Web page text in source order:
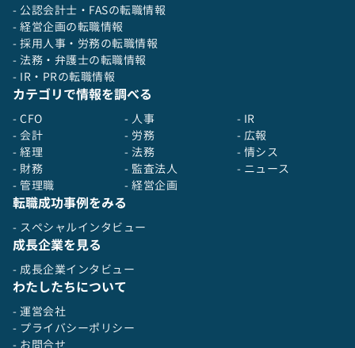
リードできるポジションです。戦略立案から
PMI（買収後統合）まで一気通貫で関与し、投資
実行後のバリューアップを自ら推進することで、
事業成長をハンズオンで牽引いただけます。
また、代表や取締役をはじめ投資先の経営陣と直
接連携しながら投資判断や成長施策を即実行でき
るため、外部経営戦略の最前線を体感しながら戦
略提案力・分析力を磨くことが可能です。戦略×
投資×ファイナンスという複合領域に挑戦でき、
戦略コンサルティング経験を活かして事業会社で
さらに飛躍できるフィールドが広がっています。
将来的には、投資先企業のCXOやグループ全体の
経営層など、経営幹部ポジションへとキャリアを
進める道も開かれています。「投資先経営陣と対
等に議論し、実際の経営判断や組織変革を推進す
ることで、コンサルティングでは得られない“経
営者としての視点”を培うことができます。
- 公認会計士・FASの転職情報
- 経営企画の転職情報
- 採用人事・労務の転職情報
- 法務・弁護士の転職情報
- IR・PRの転職情報
カテゴリで情報を調べる
- CFO
- 会計
- 経理
- 財務
- 管理職
- 人事
- 労務
- 法務
- 監査法人
- 経営企画
- IR
- 広報
- 情シス
- ニュース
転職成功事例をみる
- スペシャルインタビュー
成長企業を見る
- 成長企業インタビュー
わたしたちについて
- 運営会社
- プライバシーポリシー
- お問合せ